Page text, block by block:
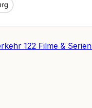
122 Filme & Serien